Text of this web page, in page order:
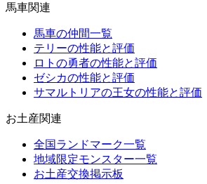
馬車関連
馬車の仲間一覧
テリーの性能と評価
ロトの勇者の性能と評価
ゼシカの性能と評価
サマルトリアの王女の性能と評価
お土産関連
全国ランドマーク一覧
地域限定モンスター一覧
お土産交換掲示板